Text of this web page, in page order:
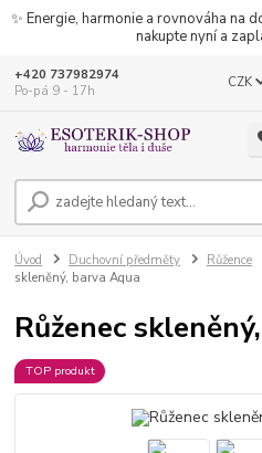
✨ Energie, harmonie a rovnováha na
nakupte nyní a
CZK
+420 737982974
Po-pá 9 - 17h
Úvod Duchovní předměty Růžence
skleněný, barva Aqua
Růženec
TOP produkt